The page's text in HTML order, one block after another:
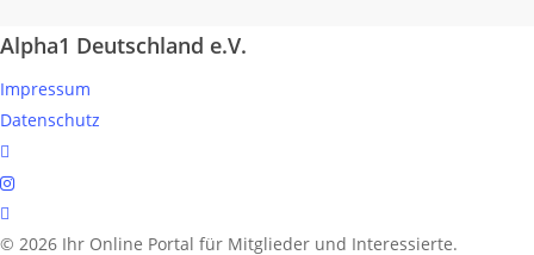
Alpha1 Deutschland e.V.
Impressum
Datenschutz
linkedin
instagram
spotify
© 2026 Ihr Online Portal für Mitglieder und Interessierte.